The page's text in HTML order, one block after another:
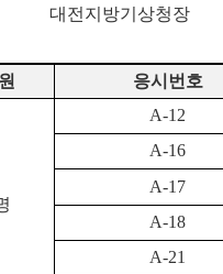
대전지방기상청장
응시번호
A-12
A-16
A-17
A-18
A-21